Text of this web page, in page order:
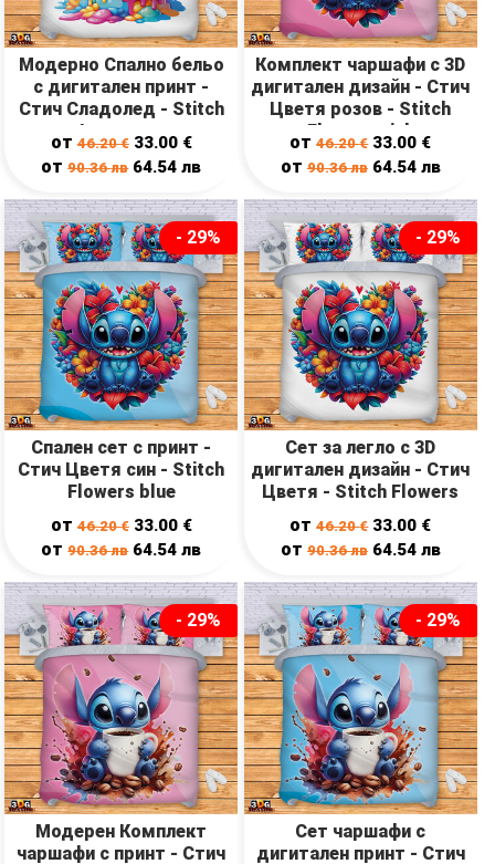
Модерно Спално бельо
с дигитален принт -
Стич Сладолед - Stitch
Ice cream
от46.20€ 33.00 €
от90.36лв 64.54лв
Комплект чаршафи с 3D
дигитален дизайн - Стич
Цветя розов - Stitch
Flowers pink
от46.20€ 33.00 €
от 90.36лв 64.54 лв
- 29%
Спален сет с принт -
Стич Цветя син - Stitch
Flowers blue
от46.20€ 33.00 €
от90.36лв 64.54лв
- 29%
Сет за легло с 3D
дигитален дизайн - Стич
Цветя - Stitch Flowers
от46.20€ 33.00 €
от 90.36лв 64.54 лв
- 29%
Модерен Комплект
чаршафи с принт - Стич
- 29%
Сет чаршафи с
дигитален принт - Стич